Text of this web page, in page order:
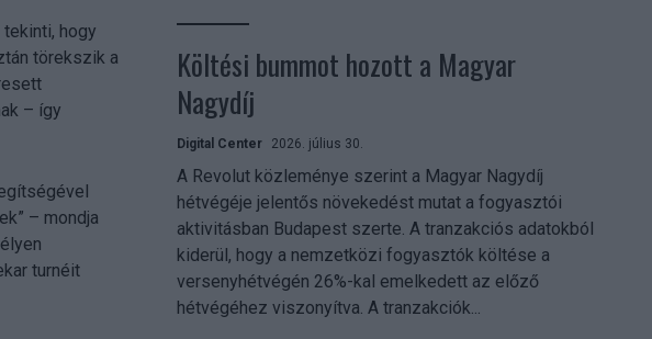
hogy
törekszik a
– így
– mondja
turnéit
Költési bummot hozott a Magyar
Nagydíj
Digital Center 2026. július 30.
A Revolut közleménye szerint a Magyar Nagydíj
hétvégéje jelentős növekedést mutat a fogyasztói
aktivitásban Budapest szerte. A tranzakciós adatokból
kiderül, hogy a nemzetközi fogyasztók költése a
versenyhétvégén 26%-kal emelkedett az előző
hétvégéhez viszonyítva. A tranzakciók...